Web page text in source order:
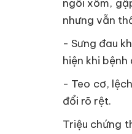
ngồi xổm,
nhưng vẫn
- Sưng đau
hiện khi
- Teo cơ,
đổi rõ rệt.
Triệu chứng